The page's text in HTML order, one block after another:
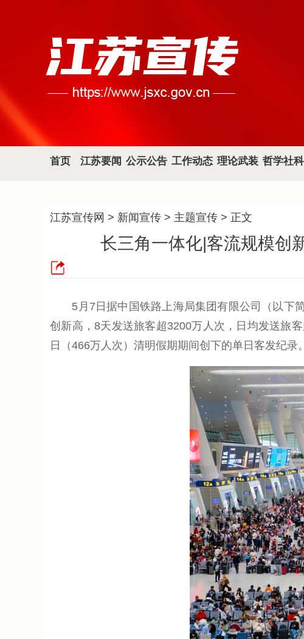
首页 江苏要闻 公示公告 工作动态 理论武装 哲学社科
江苏宣传网 > 新闻宣传 > 主题宣传 > 正文
长三角一体化|客流规模创
5月7日据中国铁路上海局集团有限公司（以下简
创新高，8天发送旅客超3200万人次，日均发送旅
日（466万人次）清明假期期间创下的单日客发纪录。